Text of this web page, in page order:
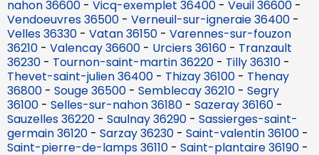
nahon 36600 - Vicq-exemplet 36400 - Veuil 36600 -
Vendoeuvres 36500 - Verneuil-sur-igneraie 36400 -
Velles 36330 - Vatan 36150 - Varennes-sur-fouzon
36210 - Valencay 36600 - Urciers 36160 - Tranzault
36230 - Tournon-saint-martin 36220 - Tilly 36310 -
Thevet-saint-julien 36400 - Thizay 36100 - Thenay
36800 - Souge 36500 - Semblecay 36210 - Segry
36100 - Selles-sur-nahon 36180 - Sazeray 36160 -
Sauzelles 36220 - Saulnay 36290 - Sassierges-saint-
germain 36120 - Sarzay 36230 - Saint-valentin 36100 -
Saint-pierre-de-lamps 36110 - Saint-plantaire 36190 -